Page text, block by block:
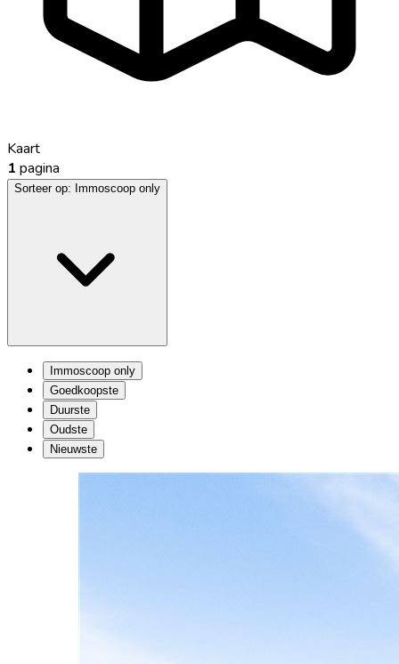
Kaart
1 pagina
Sorteer op: Immoscoop only
Immoscoop only
Goedkoopste
Duurste
Oudste
Nieuwste